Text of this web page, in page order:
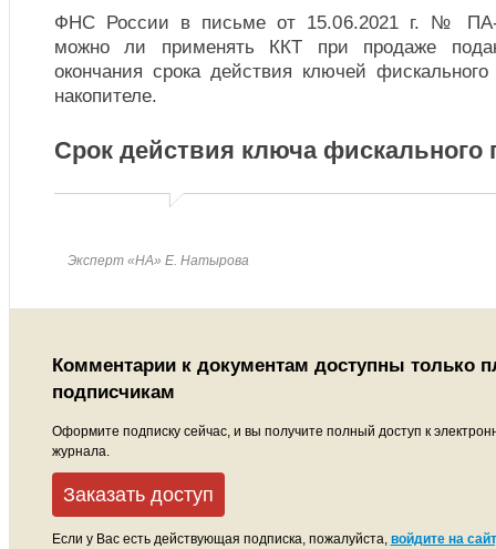
ФНС России в письме от 15.06.2021 г. № ПА-
можно ли применять ККТ при продаже
окончания срока действия ключей
накопителе.
Срок действия ключа фискального
Эксперт «НА» Е. Натырова
Комментарии к документам доступны только
подписчикам
Оформите подписку сейчас, и вы получите полный доступ к
журнала.
Заказать доступ
Если у Вас есть действующая подписка, пожалуйста, войдите на